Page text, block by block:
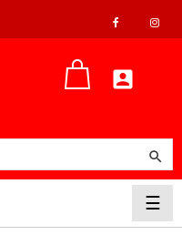


de
☰